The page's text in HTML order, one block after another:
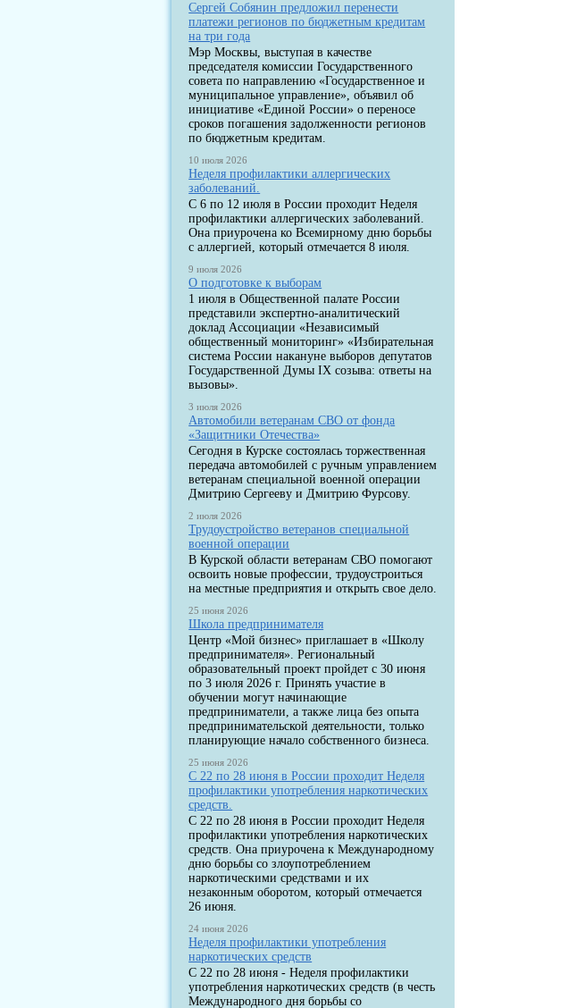
Сергей Собянин предложил перенести
платежи регионов по бюджетным кредитам
на три года
Мэр Москвы, выступая в качестве
председателя комиссии Государственного
совета по направлению «Государственное и
муниципальное управление», объявил об
инициативе «Единой России» о переносе
сроков погашения задолженности регионов
по бюджетным кредитам.
10 июля 2026
Неделя профилактики аллергических
заболеваний.
С 6 по 12 июля в России проходит Неделя
профилактики аллергических заболеваний.
Она приурочена ко Всемирному дню борьбы
с аллергией, который отмечается 8 июля.
9 июля 2026
О подготовке к выборам
1 июля в Общественной палате России
представили экспертно-аналитический
доклад Ассоциации «Независимый
общественный мониторинг» «Избирательная
система России накануне выборов депутатов
Государственной Думы IX созыва: ответы на
вызовы».
3 июля 2026
Автомобили ветеранам СВО от фонда
«Защитники Отечества»
Сегодня в Курске состоялась торжественная
передача автомобилей с ручным управлением
ветеранам специальной военной операции
Дмитрию Сергееву и Дмитрию Фурсову.
2 июля 2026
Трудоустройство ветеранов специальной
военной операции
В Курской области ветеранам СВО помогают
освоить новые профессии, трудоустроиться
на местные предприятия и открыть свое дело.
25 июня 2026
Школа предпринимателя
Центр «Мой бизнес» приглашает в «Школу
предпринимателя». Региональный
образовательный проект пройдет с 30 июня
по 3 июля 2026 г. Принять участие в
обучении могут начинающие
предприниматели, а также лица без опыта
предпринимательской деятельности, только
планирующие начало собственного бизнеса.
25 июня 2026
С 22 по 28 июня в России проходит Неделя
профилактики употребления наркотических
средств.
С 22 по 28 июня в России проходит Неделя
профилактики употребления наркотических
средств. Она приурочена к Международному
дню борьбы со злоупотреблением
наркотическими средствами и их
незаконным оборотом, который отмечается
26 июня.
24 июня 2026
Неделя профилактики употребления
наркотических средств
С 22 по 28 июня - Неделя профилактики
употребления наркотических средств (в честь
Международного дня борьбы со